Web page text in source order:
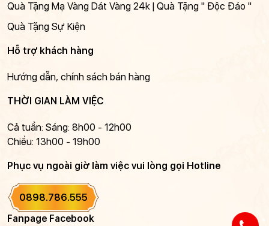
Quà Tặng Mạ Vàng Dát Vàng 24k | Quà Tặng " Độc Đáo "
Quà Tặng Sự Kiện
Hỗ trợ khách hàng
Hướng dẫn, chính sách bán hàng
THỜI GIAN LÀM VIỆC
Cả tuần: Sáng: 8h00 - 12h00
Chiều: 13h00 - 19h00
Phục vụ ngoài giờ làm việc vui lòng gọi Hotline
0898.786.555
Fanpage Facebook